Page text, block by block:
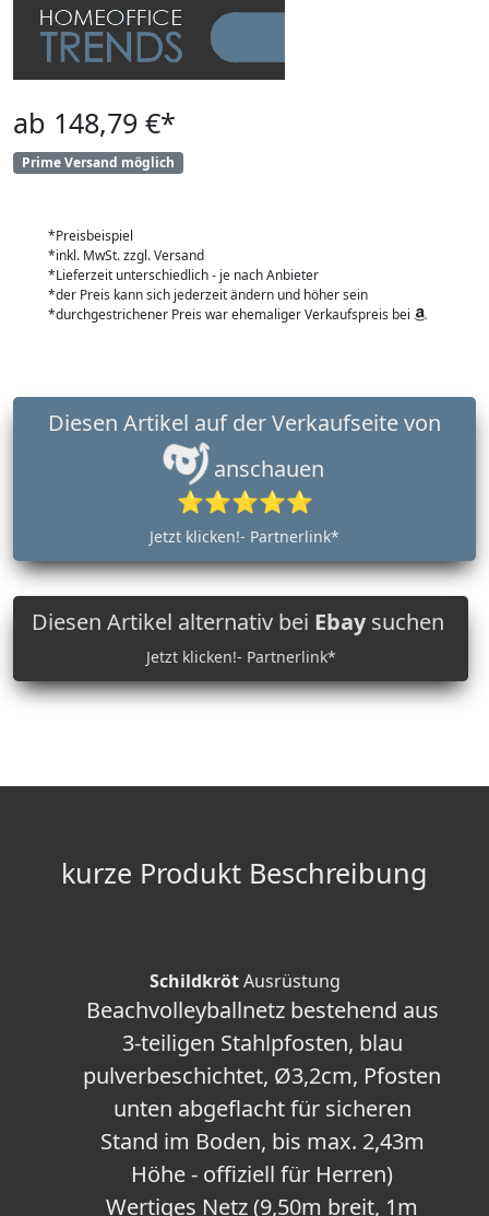
ab 148,79 €*
Prime Versand möglich
*Preisbeispiel
*inkl. MwSt. zzgl. Versand
*Lieferzeit unterschiedlich - je nach Anbieter
*der Preis kann sich jederzeit ändern und höher sein
*durchgestrichener Preis war ehemaliger Verkaufspreis bei
anschauen
⭐⭐⭐⭐⭐
Jetzt klicken!- Partnerlink*
Diesen Artikel alternativ bei Ebaysuchen
Jetzt klicken!- Partnerlink*
kurze Produkt Beschreibung
SchildkrötAusrüstung
Beachvolleyballnetz bestehend aus
3-teiligen Stahlpfosten, blau
pulverbeschichtet, Ø3,2cm, Pfosten
unten abgeflacht für sicheren
Stand im Boden, bis max. 2,43m
Höhe - offiziell für Herren)
Wertiges Netz (9,50m breit, 1m